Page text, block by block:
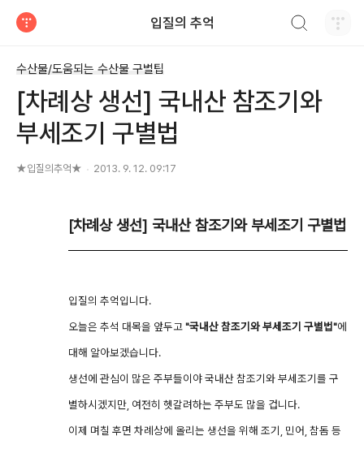
입질의 추억
수산물/도움되는 수산물 구별팁
[차례상 생선] 국내산 참조기와
부세조기 구별법
★입질의추억★ 2013. 9. 12. 09:17
[차례상 생선] 국내산 참조기와 부세조기 구별법
입질의 추억입니다.
오늘은 추석 대목을 앞두고"국내산 참조기와 부세조기 구별법"에
대해 알아보겠습니다.
생선에 관심이 많은 주부들이야 국내산 참조기와 부세조기를 구
별하시겠지만, 여전히 헷갈려하는 주부도 많을 겁니다.
이제 며칠 후면 차례상에 올리는 생선을 위해 조기, 민어, 참돔 등